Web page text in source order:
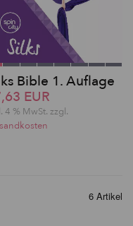
Bible 1. Auflage
EUR
4 % MwSt. zzgl.
6 Artikel